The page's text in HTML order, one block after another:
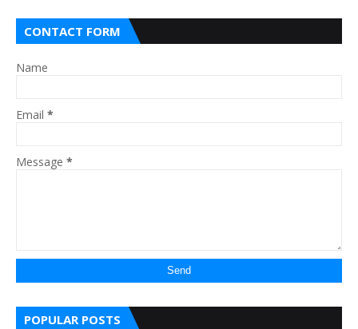
CONTACT FORM
Name
Email *
Message *
POPULAR POSTS